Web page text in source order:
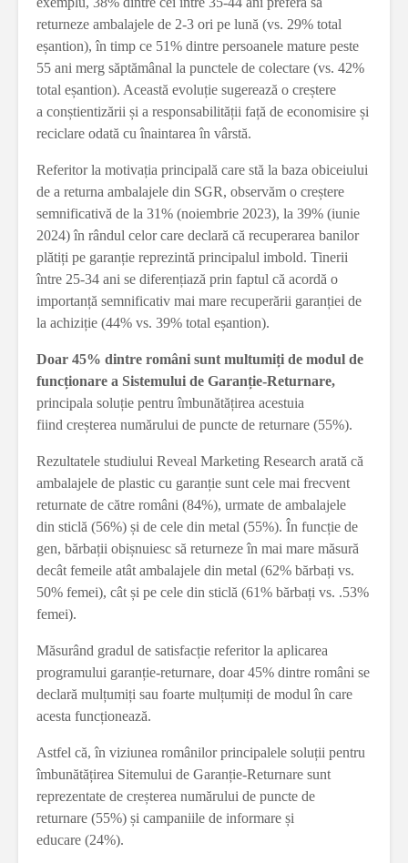
returneze ambalajele de 2-3 ori pe lună (vs. 29% total
eșantion), în timp ce 51% dintre persoanele mature peste
55 ani merg săptămânal la punctele de colectare (vs. 42%
total eșantion). Această evoluție sugerează o creștere
a conștientizării și a responsabilității față de economisire și
reciclare odată cu înaintarea în vârstă.
Referitor la motivația principală care stă la baza obiceiului
de a returna ambalajele din SGR, observăm o creștere
semnificativă de la 31% (noiembrie 2023), la 39% (iunie
2024) în rândul celor care declară că recuperarea banilor
plătiți pe garanție reprezintă principalul imbold. Tinerii
între 25-34 ani se diferențiază prin faptul că acordă o
importanță semnificativ mai mare recuperării garanției de
la achiziție (44% vs. 39% total eșantion).
Doar 45% dintre români sunt multumiți de modul de
funcționare a Sistemului de Garanție-Returnare,
principala soluție pentru îmbunătățirea acestuia
fiind creșterea numărului de puncte de returnare (55%).
Rezultatele studiului Reveal Marketing Research arată că
ambalajele de plastic cu garanție sunt cele mai frecvent
returnate de către români (84%), urmate de ambalajele
din sticlă (56%) și de cele din metal (55%). În funcție de
gen, bărbații obișnuiesc să returneze în mai mare măsură
decât femeile atât ambalajele din metal (62% bărbați vs.
50% femei), cât și pe cele din sticlă (61% bărbați vs. .53%
femei).
Măsurând gradul de satisfacție referitor la aplicarea
programului garanție-returnare, doar 45% dintre români se
declară mulțumiți sau foarte mulțumiți de modul în care
acesta funcționează.
Astfel că, în viziunea românilor principalele soluții pentru
îmbunătățirea Sitemului de Garanție-Returnare sunt
reprezentate de creșterea numărului de puncte de
returnare (55%) și campaniile de informare și
educare (24%).